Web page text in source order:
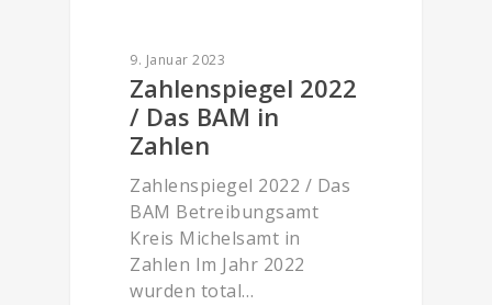
9. Januar 2023
Zahlenspiegel 2022
/ Das BAM in
Zahlen
Zahlenspiegel 2022 / Das
BAM Betreibungsamt
Kreis Michelsamt in
Zahlen Im Jahr 2022
wurden total…